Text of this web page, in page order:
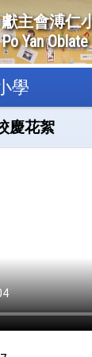
獻主會溥仁
Po Yan
學
慶花絮